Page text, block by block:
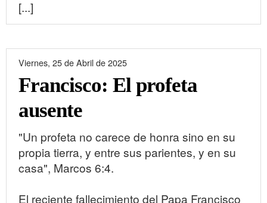
[...]
Viernes, 25 de Abril de 2025
Francisco: El profeta
ausente
"Un profeta no carece de honra sino en su
propia tierra, y entre sus parientes, y en su
casa", Marcos 6:4.
El reciente fallecimiento del Papa Francisco